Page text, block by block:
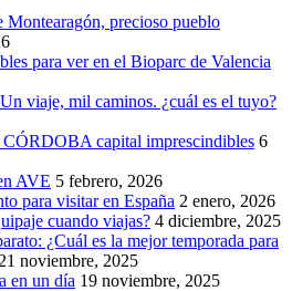
precioso pueblo
para ver en el Bioparc de Valencia
viaje, mil caminos. ¿cuál es el tuyo?
CÓRDOBA capital imprescindibles 6
AVE 5 febrero, 2026
para visitar en España 2 enero, 2026
cuando viajas? 4 diciembre, 2025
¿Cuál es la mejor temporada para
21 noviembre, 2025
en un día 19 noviembre, 2025